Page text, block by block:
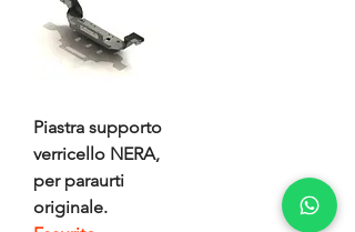
Piastra supporto
verricello NERA,
per paraurti
originale.